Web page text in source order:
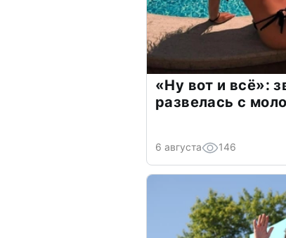
«Ну вот и всё»:
развелась с
6 августа 146